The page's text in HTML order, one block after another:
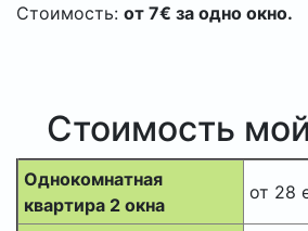
Стоимость: от 7€ за одно окно.
Стоимость
Однокомнатная
квартира 2 окна
от 28